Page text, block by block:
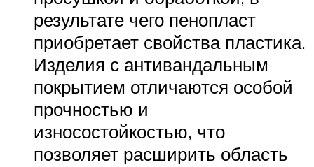
результате чего пенопласт
приобретает свойства пластика.
Изделия с антивандальным
покрытием отличаются особой
прочностью и
износостойкостью, что
позволяет расширить область